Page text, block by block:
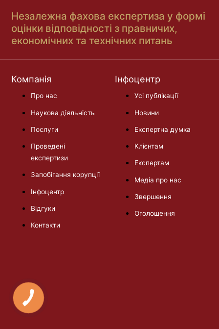
Незалежна фахова експертиза у формі
оцінки відповідності з правничих,
економічних та технічних питань
Компанія
Про нас
Наукова діяльність
Послуги
Проведені
експертизи
Запобігання корупції
Інфоцентр
Відгуки
Контакти
Інфоцентр
Усі публікації
Новини
Експертна думка
Клієнтам
Експертам
Медіа про нас
Звершення
Оголошення